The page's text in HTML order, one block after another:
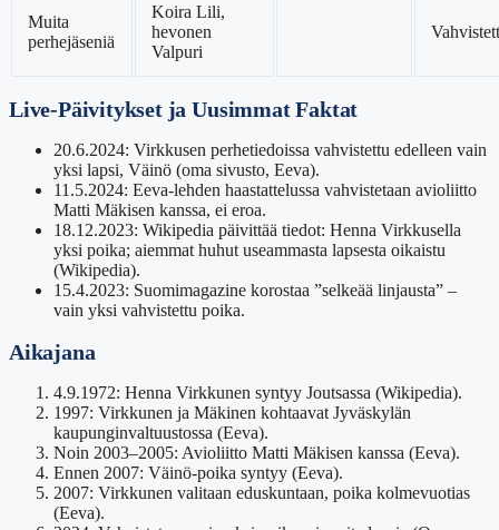
Muita
perhejäseniä
Koira Lili,
hevonen
Valpuri
Live-Päivitykset ja Uusimmat Faktat
20.6.2024: Virkkusen perhetiedoissa vahvistettu edelleen vain
yksi lapsi, Väinö (oma sivusto, Eeva).
11.5.2024: Eeva-lehden haastattelussa vahvistetaan avioliitto
Matti Mäkisen kanssa, ei eroa.
18.12.2023: Wikipedia päivittää tiedot: Henna Virkkusella
yksi poika; aiemmat huhut useammasta lapsesta oikaistu
(Wikipedia).
15.4.2023: Suomimagazine korostaa ”selkeää linjausta” –
vain yksi vahvistettu poika.
Aikajana
4.9.1972: Henna Virkkunen syntyy Joutsassa (Wikipedia).
1997: Virkkunen ja Mäkinen kohtaavat Jyväskylän
kaupunginvaltuustossa (Eeva).
Noin 2003–2005: Avioliitto Matti Mäkisen kanssa (Eeva).
Ennen 2007: Väinö-poika syntyy (Eeva).
2007: Virkkunen valitaan eduskuntaan, poika kolmevuotias
(Eeva).